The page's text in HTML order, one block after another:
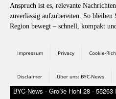
Anspruch ist es, relevante
zuverlässig aufzubereiten. So
Region bewegt – schnell, kompakt
Impressum Privacy Cookie-
Disclaimer Über uns: BYC-News
BYC-News - Große Hohl 28 -